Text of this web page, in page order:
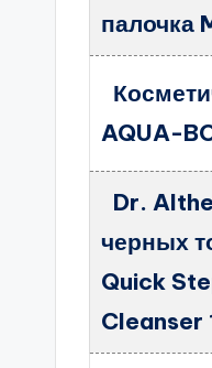
палочка
AQUA-
Dr.
черных
Quick
Cleanser